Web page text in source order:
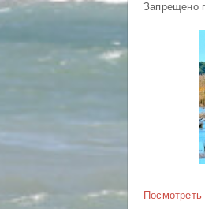
Запрещено
Посмотреть